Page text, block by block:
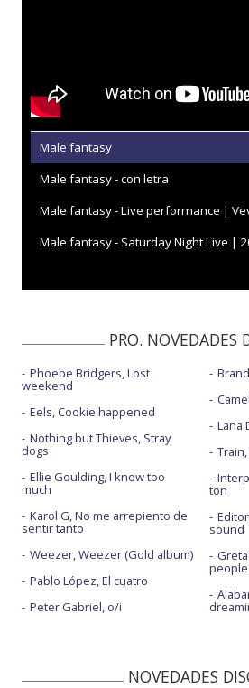
Male fantasy
Male fantasy - con letra
Male fantasy - Live performance |
Male fantasy - Saturday Night Live |
PRO. NOVEDADES
Phoebe Bridgers, Lost
weekend
Eels, Cookie happened
Nothing but Thieves, Stray
dogs
Ellie Goulding, I know too
much
Karol G, No me arrepiento de
sentir tanto
Weezer, Weezer (Gold album)
Pablo López, El cuatro
Peter Gabriel, o/i
Lana
ton
sound
people
NOVEDADES